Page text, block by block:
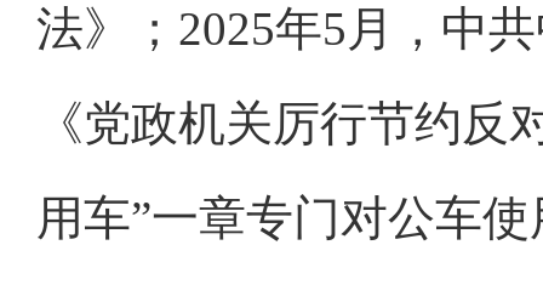
法》；2025年5月，中
《党政机关厉行节约反
用车”一章专门对公车